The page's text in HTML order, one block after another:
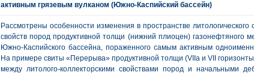
активным грязевым вулканом (Южно-Каспийский бассейн)
Рассмотрены особенности изменения в пространстве литологического
свойств пород продуктивной толщи (нижний плиоцен) газонефтяного
Южно-Каспийского бассейна, пораженного самым активным
На примере свиты «Перерыва» продуктивной толщи (VIIа и VII
между литолого-коллекторскими свойствами пород и начальными